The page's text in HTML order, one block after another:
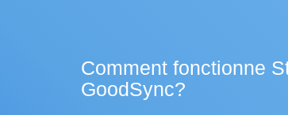
Comment fonctionne
GoodSync?